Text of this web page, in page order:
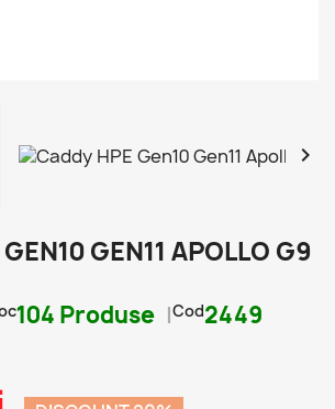

GEN11 APOLLO G9
104 Produse Cod2449